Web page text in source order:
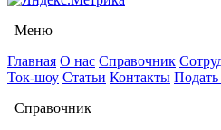
Меню
Главная О нас Справочник
Ток-шоу Статьи Контакты Подать
Справочник